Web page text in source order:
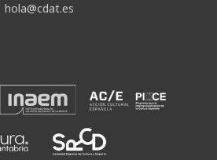
hola@cdat.es